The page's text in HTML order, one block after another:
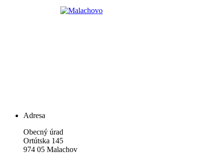
Adresa
Obecný úrad
Ortútska 145
974 05 Malachov